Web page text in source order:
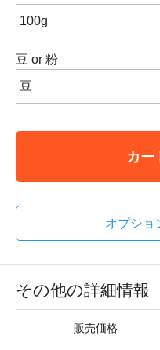
豆 or 粉
カー
オプショ
その他の詳細情報
販売価格